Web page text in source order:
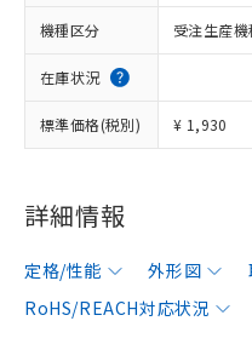
機種区分 受注生産機
在庫状況
標準価格(税別) ¥ 1,930
詳細情報
定格/性能 外形図
RoHS/REACH対応状況